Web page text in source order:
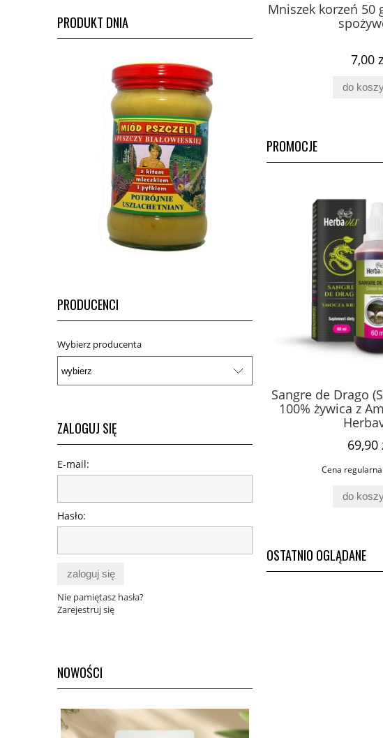
PRODUKT DNIA
PRODUCENCI
Wybierz producenta
ZALOGUJ SIĘ
E-mail:
Hasło:
zaloguj się
Nie pamiętasz hasła?
Zarejestruj się
NOWOŚCI
mleczkiem i kitem z Puszczy
Białowieskiej 420 g - Fenomen
229,00 zł
do koszyka
Mniszek korzeń 50
7,00
do
PROMOCJE
21,90 zł
Sangre de Drago
100% żywica z
69,90
Cena
do
OSTATNIO OGLĄDANE